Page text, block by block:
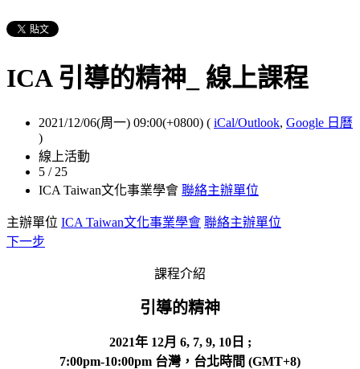
ICA 引導的精神_ 線上課程
2021/12/06(周一) 09:00(+0800) ( iCal/Outlook, Google 日曆
)
線上活動
5 / 25
ICA Taiwan文化事業學會 聯絡主辦單位
主辦單位 ICA Taiwan文化事業學會 聯絡主辦單位
下一步
課程介紹
引導的精神
2021年 12月 6, 7, 9, 10日 ;
7:00pm-10:00pm 台灣，台北時間 (GMT+8)